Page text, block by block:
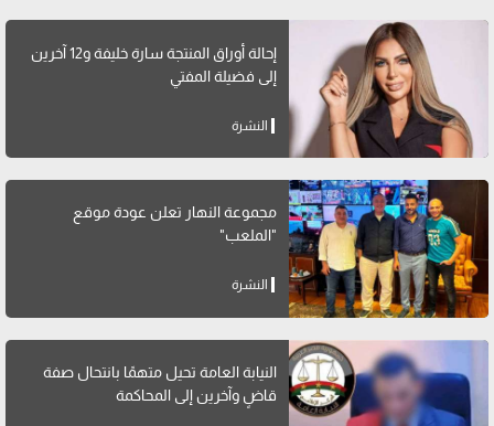
إحالة أوراق المنتجة سارة خليفة و12 آخرين
إلى فضيلة المفتي
النشرة
مجموعة النهار تعلن عودة موقع
"الملعب"
النشرة
النيابة العامة تحيل متهمًا بانتحال صفة
قاضٍ وآخرين إلى المحاكمة